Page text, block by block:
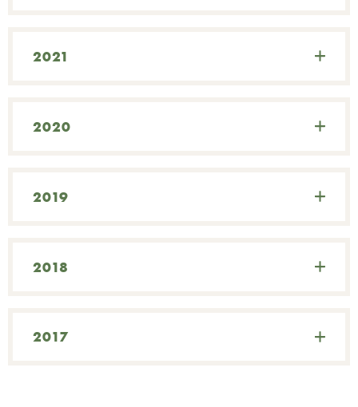
2021
2020
2019
2018
2017